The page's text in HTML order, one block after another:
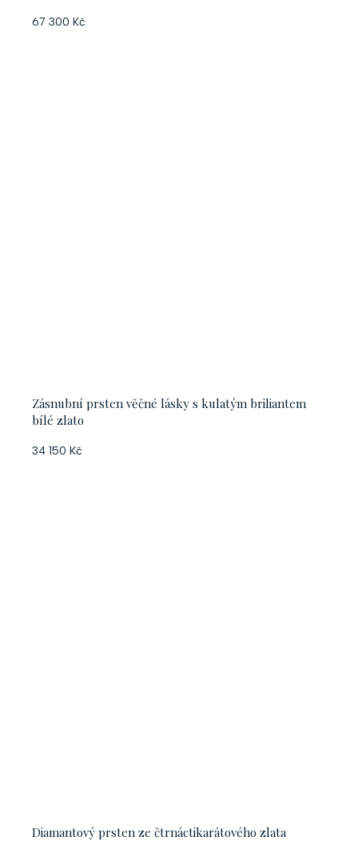
67 300 Kč
Zásnubní prsten věčné lásky s kulatým briliantem
bílé zlato
34 150 Kč
Diamantový prsten ze čtrnáctikarátového zlata